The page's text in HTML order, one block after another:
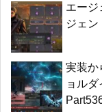
エージ
ジェン
実装か
ョル